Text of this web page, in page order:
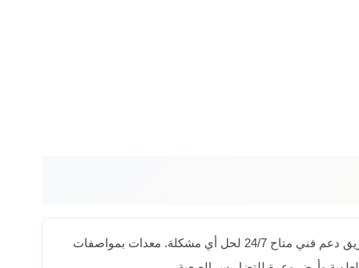
تأجير معدات ثقيلة في حي المحمدية بجدة أصبح أسهل مع رافعات الشموخ. عقود مرنة تبدأ من يوم واحد مع خصومات للعقود الطويلة. فريق دعم فني متاح 24/7 لحل أي مشكلة. معدات بمواصفات